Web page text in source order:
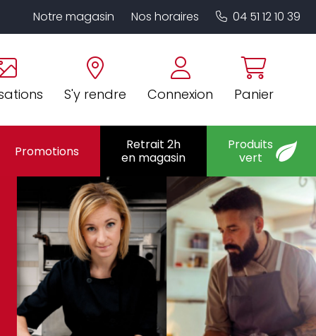
S'y rendre Connexion Panier
Notre magasin Nos horaires 04 51 12 10 39
Promotions
Retrait 2h
en magasin
Produits
vert